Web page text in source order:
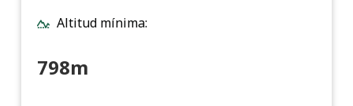
Altitud mínima:
798m